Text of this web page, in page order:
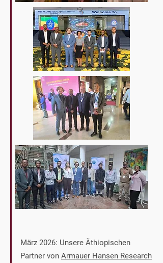
März 2026: Unsere Äthiopischen
Partner von Armauer Hansen Research